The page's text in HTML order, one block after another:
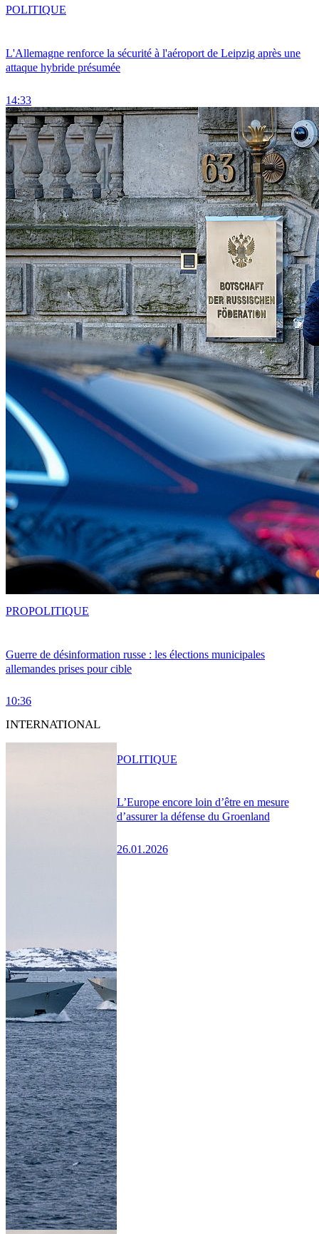
L'Allemagne renforce la sécurité à l'aéroport de Leipzig après une
attaque hybride présumée
14:33
POLITIQUE
Guerre de désinformation russe : les élections municipales
allemandes prises pour cible
10:36
PROPOLITIQUE
INTERNATIONAL
L’Europe encore loin d’être en mesure
d’assurer la défense du Groenland
26.01.2026
POLITIQUE